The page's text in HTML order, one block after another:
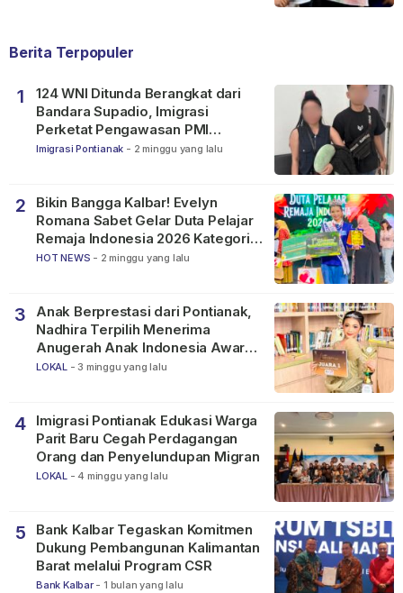
Berita Terpopuler
1
124 WNI Ditunda Berangkat dari
Bandara Supadio, Imigrasi
Perketat Pengawasan PMI
Nonprosedural
Imigrasi Pontianak - 2 minggu yang lalu
2
Bikin Bangga Kalbar! Evelyn
Romana Sabet Gelar Duta Pelajar
Remaja Indonesia 2026 Kategori
SMP
HOT NEWS - 2 minggu yang lalu
3
Anak Berprestasi dari Pontianak,
Nadhira Terpilih Menerima
Anugerah Anak Indonesia Awards
2026
LOKAL - 3 minggu yang lalu
4
Imigrasi Pontianak Edukasi Warga
Parit Baru Cegah Perdagangan
Orang dan Penyelundupan Migran
LOKAL - 4 minggu yang lalu
5
Bank Kalbar Tegaskan Komitmen
Dukung Pembangunan Kalimantan
Barat melalui Program CSR
Bank Kalbar - 1 bulan yang lalu